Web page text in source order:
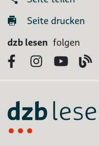
Seite drucken
dzb lesen folgen
FacebookInstagram
YouTube